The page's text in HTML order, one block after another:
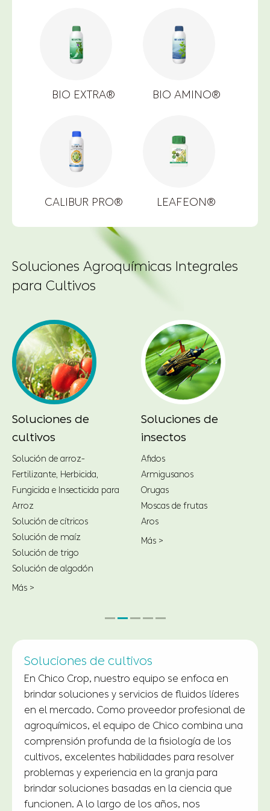
BIO EXTRA® BIO AMINO®
CALIBUR PRO® LEAFEON®
Soluciones Agroquímicas Integrales
para Cultivos
Soluciones de
insectos
Afidos
Armigusanos
Orugas
Moscas de frutas
Aros
Más >
Soluciones de
enfermedades
Ántrax
Wilt bacteriano
Alucir
Punto marrón
Canker
Más >
Soluciones de insectos
Los insecticidas son sustancias químicas que se
utilizan para controlar a los insectos
matándolos o evitando que se involucren en
comportamientos indeseables o destructivos.
CHICO ofrece una amplia cartera de soluciones
innovadoras a los productores que ayudan a
mantener la salud, la calidad y el rendimiento
de sus cultivos.